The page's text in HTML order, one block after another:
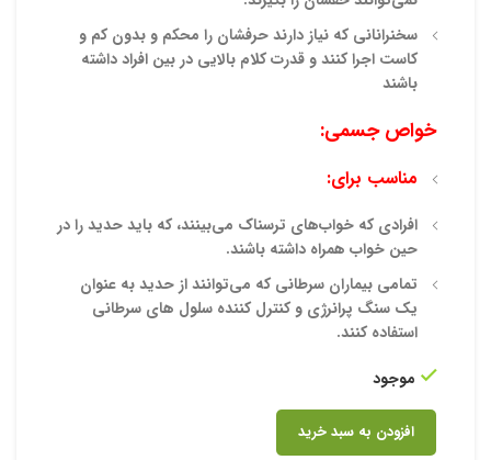
سخنرانانی که نیاز دارند حرفشان را محکم و بدون کم و
کاست اجرا کنند و قدرت کلام بالایی در بین افراد داشته
باشند
خواص جسمی:
مناسب برای:
افرادی که خواب‌های ترسناک می‌بینند، که باید حدید را در
حین خواب همراه داشته باشند.
تمامی بیماران سرطانی که می‌توانند از حدید به عنوان
یک‌ سنگ پرانرژی و کنترل کننده سلول های سرطانی
استفاده کنند.
موجود
افزودن به سبد خرید